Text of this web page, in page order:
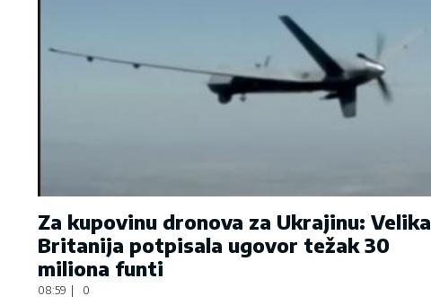
Za kupovinu dronova za Ukrajinu: Velika
Britanija potpisala ugovor težak 30
miliona funti
08:59 | 0